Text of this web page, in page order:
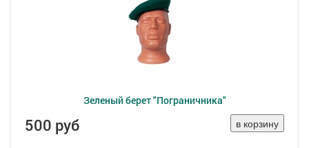
Зеленый берет "Пограничника"
500 руб